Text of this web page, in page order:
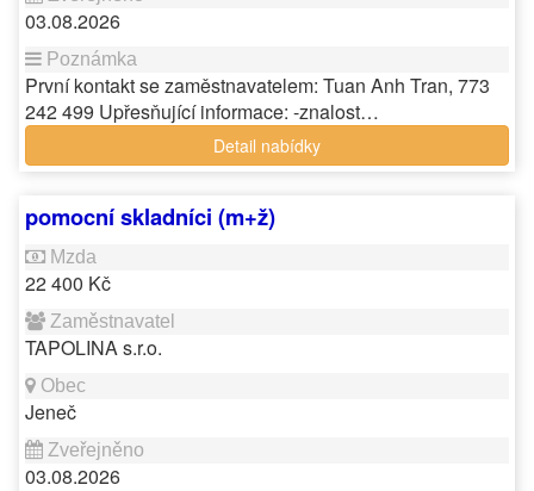
03.08.2026
První kontakt se zaměstnavatelem: Tuan Anh Tran, 773
242 499 Upřesňující informace: -znalost…
Detail nabídky
pomocní skladníci (m+ž)
22 400 Kč
TAPOLINA s.r.o.
Jeneč
03.08.2026